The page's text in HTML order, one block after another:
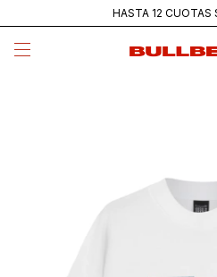
HASTA 12 CUOTAS